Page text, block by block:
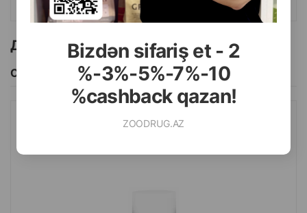
Bizdən sifariş et - 2
%-3%-5%-7%-10
%cashback qazan!
ZOODRUG.AZ
Другие товоры бренда
Смотреть Все
СУХОЙ ШАМПУНЬ TRIXIE ГИПОАЛЛЕРГЕННЫЙ ДЛЯ СОБАК,